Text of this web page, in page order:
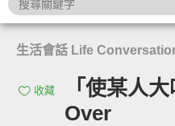
生活會話 Life
收藏
「使某人
Over